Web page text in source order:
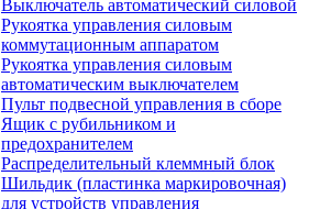
Выключатель автоматический силовой
Рукоятка управления силовым
коммутационным аппаратом
Рукоятка управления силовым
автоматическим выключателем
Пульт подвесной управления в сборе
Ящик с рубильником и
предохранителем
Распределительный клеммный блок
Шильдик (пластинка маркировочная)
для устройств управления